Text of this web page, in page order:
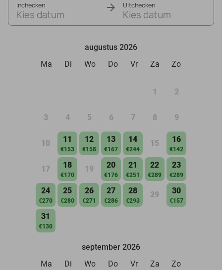
Inchecken
Kies datum
Uitchecken
Kies datum
augustus 2026
Ma
Di Wo Do Vr Za Zo
1 2
3 4 5 6 7 8 9
10 11
€153
12
€158
13
€167
14
€244
15 16
€142
17 18
€170
19 20
€176
21
€251
22
€289
23
€289
24
€270
25
€280
26
€271
27
€286
28
€293
29 30
€157
31
€130
september 2026
Ma
Di Wo Do Vr Za Zo